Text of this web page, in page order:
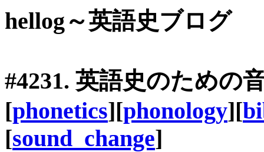
hellog～英語史ブログ
#4231. 英語史のための
[phonetics][phonology][
[sound_change]